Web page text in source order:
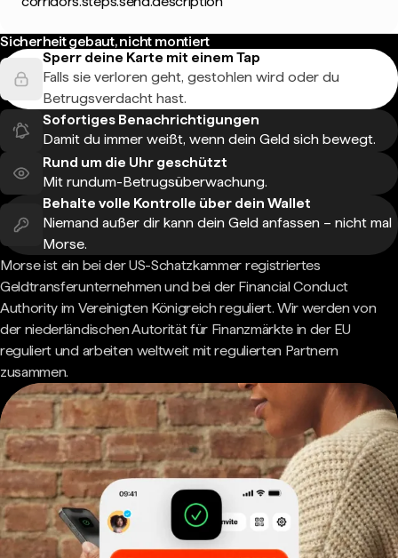
Sicherheit gebaut, nicht montiert
Sperr deine Karte mit einem Tap
Falls sie verloren geht, gestohlen wird oder du
Betrugsverdacht hast.
Sofortiges Benachrichtigungen
Damit du immer weißt, wenn dein Geld sich bewegt.
Rund um die Uhr geschützt
Mit rundum-Betrugsüberwachung.
Behalte volle Kontrolle über dein Wallet
Niemand außer dir kann dein Geld anfassen – nicht mal
Morse.
Morse ist ein bei der US-Schatzkammer registriertes
Geldtransferunternehmen und bei der Financial Conduct
Authority im Vereinigten Königreich reguliert. Wir werden von
der niederländischen Autorität für Finanzmärkte in der EU
reguliert und arbeiten weltweit mit regulierten Partnern
zusammen.